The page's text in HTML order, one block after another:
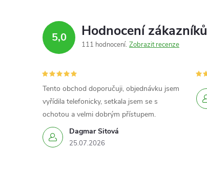
5,0 Hodnocení zákazníků
111 hodnocení Zobrazit recenze
Dagmar Sitová
25.07.2026
Tento obchod doporučuji, objednávku jsem
vyřídila telefonicky, setkala jsem se s
ochotou a velmi dobrým přístupem.